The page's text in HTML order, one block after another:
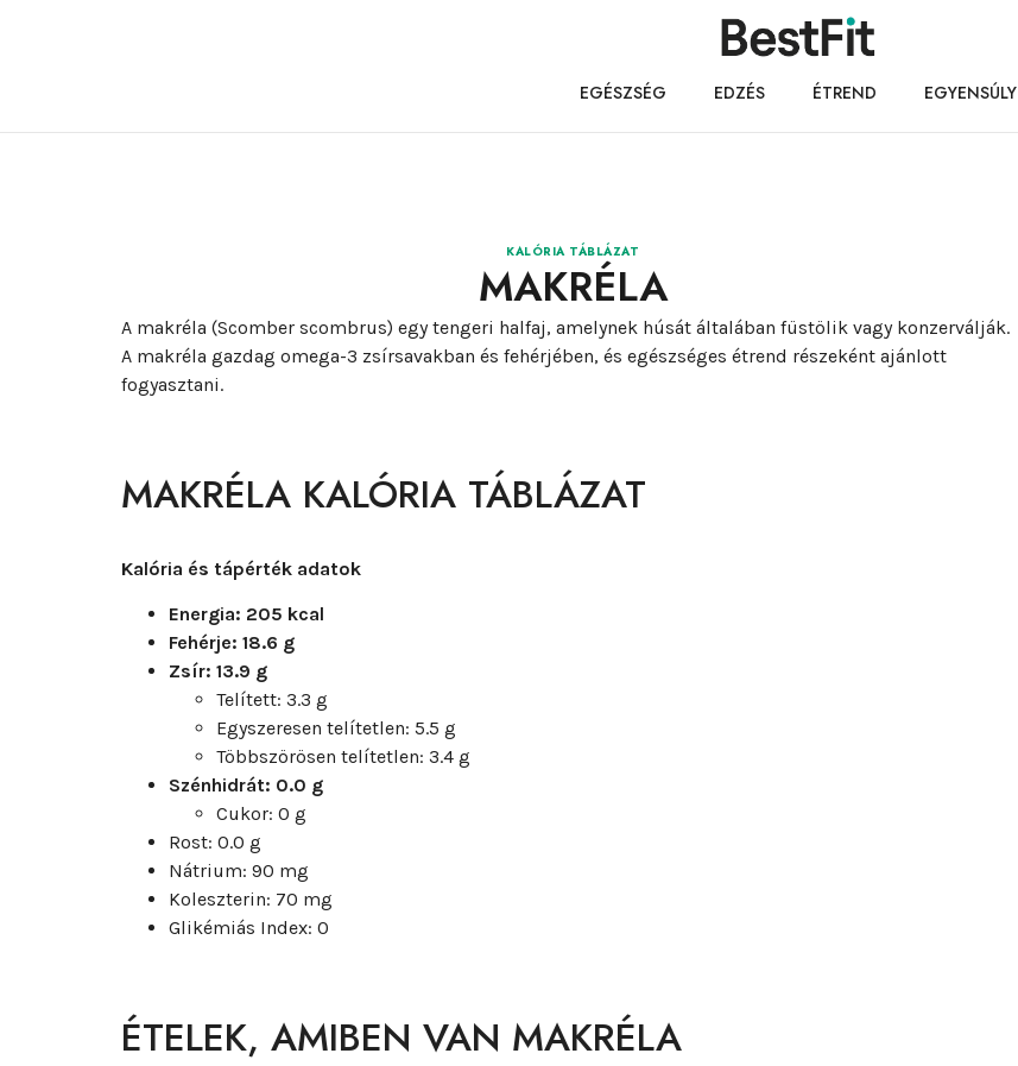
EGÉSZSÉG EDZÉS ÉTREND EGYENSÚLY
KALÓRIA TÁBLÁZAT
MAKRÉLA
A makréla (Scomber scombrus) egy tengeri halfaj, amelynek húsát általában füstölik vagy konzerválják.
A makréla gazdag omega-3 zsírsavakban és fehérjében, és egészséges étrend részeként ajánlott
fogyasztani.
MAKRÉLA KALÓRIA TÁBLÁZAT
Kalória és tápérték adatok
Energia: 205 kcal
Fehérje: 18.6 g
Zsír: 13.9 g
Telített: 3.3 g
Egyszeresen telítetlen: 5.5 g
Többszörösen telítetlen: 3.4 g
Szénhidrát: 0.0 g
Cukor: 0 g
Rost: 0.0 g
Nátrium: 90 mg
Koleszterin: 70 mg
Glikémiás Index: 0
ÉTELEK, AMIBEN VAN MAKRÉLA